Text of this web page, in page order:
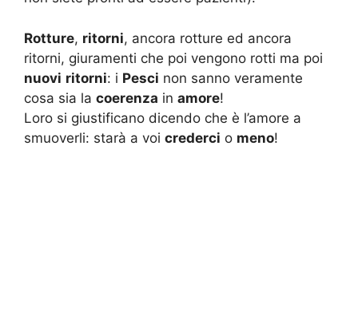
Rotture, ritorni, ancora rotture ed ancora
ritorni, giuramenti che poi vengono rotti ma poi
nuovi ritorni: i Pesci non sanno veramente
cosa sia la coerenza in amore!
Loro si giustificano dicendo che è l’amore a
smuoverli: starà a voi crederci o meno!